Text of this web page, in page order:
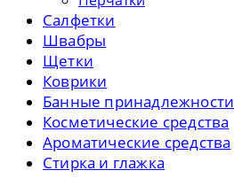
Салфетки
Швабры
Щетки
Коврики
Банные принадлежности
Косметические средства
Ароматические средства
Стирка и глажка